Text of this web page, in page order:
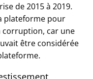
de 2015 à 2019.
plateforme pour
car une
être considérée